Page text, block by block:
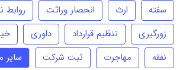
سفته ارث انحصار وراثت
روابط
زورگیری
تنظیم قرارداد داوری
نفقه
مهاجرت ثبت شرکت سایر